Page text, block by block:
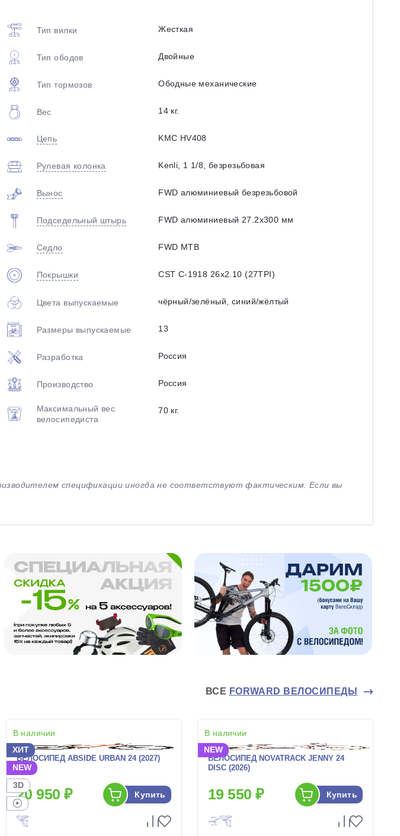
Тип вилки Жесткая
Тип ободов Двойные
Тип тормозов Ободные механические
Вес 14 кг.
Цепь KMC HV408
Рулевая колонка Kenli, 1 1/8, безрезьбовая
Вынос FWD алюминиевый безрезьбовой
Подседельный штырь FWD алюминиевый 27.2x300 мм
Седло FWD MTB
Покрышки CST C-1918 26x2.10 (27TPI)
Цвета выпускаемые чёрный/зелёный, синий/жёлтый
Размеры выпускаемые 13
Разработка Россия
Производство Россия
Максимальный вес
велосипедиста
70 кг.
спецификации иногда не соответствуют фактическим. Если вы
ВСЕ FORWARD ВЕЛОСИПЕДЫ
В наличии
ХИТ
NEW
3D
ВЕЛОСИПЕД ABSIDE URBAN 24 (2027)
20 950 ₽ Купить
В наличии
NEW
ВЕЛОСИПЕД NOVATRACK JENNY 24
DISC (2026)
19 550 ₽ Купить